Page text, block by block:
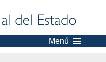
Menú